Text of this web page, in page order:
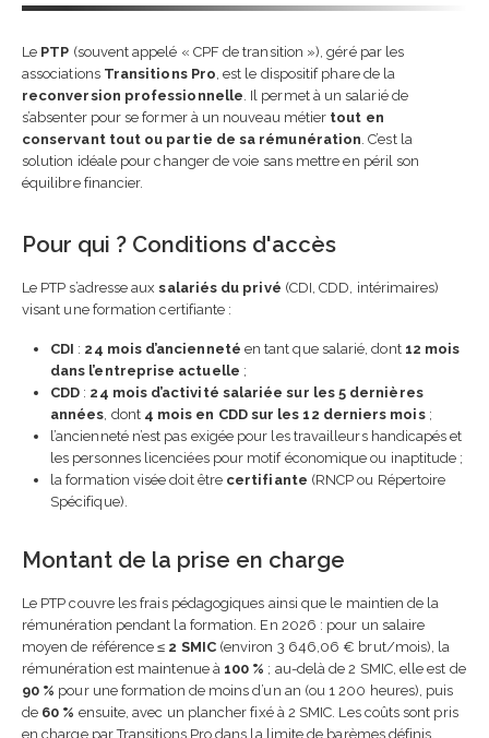
Le PTP (souvent appelé « CPF de transition »), géré par les
associations Transitions Pro , est le dispositif phare de la
reconversion professionnelle . Il permet à un salarié de
s’absenter pour se former à un nouveau métier tout en
conservant tout ou partie de sa rémunération . C’est la
solution idéale pour changer de voie sans mettre en péril son
équilibre financier.
Pour qui ? Conditions d'accès
Le PTP s’adresse auxsalariés du privé (CDI, CDD, intérimaires)
visant une formation certifiante :
CDI : 24 mois d’ancienneté en tant que salarié, dont 12 mois
dans l’entreprise actuelle ;
CDD : 24 mois d’activité salariée sur les 5 dernières
années, dont 4 mois en CDD sur les 12 derniers mois;
l’ancienneté n’est pas exigée pour les travailleurs handicapés et
les personnes licenciées pour motif économique ou inaptitude ;
la formation visée doit être certifiante (RNCP ou Répertoire
Spécifique).
Montant de la prise en charge
Le PTP couvre les frais pédagogiques ainsi que le maintien de la
rémunération pendant la formation. En 2026 : pour un salaire
moyen de référence ≤ 2 SMIC(environ 3 646,06 € brut/mois), la
rémunération est maintenue à 100 % ; au-delà de 2 SMIC, elle est de
90 % pour une formation de moins d’un an (ou 1 200 heures), puis
de 60 % ensuite, avec un plancher fixé à 2 SMIC. Les coûts sont pris
en charge par Transitions Pro dans la limite de barèmes définis.